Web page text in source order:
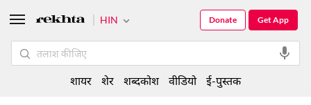
HIN Get App
Donate
शायर शेर शब्दकोश वीडियो ई-पुस्तक